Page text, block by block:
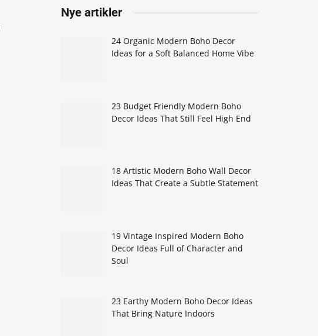
Nye artikler
24 Organic Modern Boho Decor
Ideas for a Soft Balanced Home Vibe
23 Budget Friendly Modern Boho
Decor Ideas That Still Feel High End
18 Artistic Modern Boho Wall Decor
Ideas That Create a Subtle Statement
19 Vintage Inspired Modern Boho
Decor Ideas Full of Character and
Soul
23 Earthy Modern Boho Decor Ideas
That Bring Nature Indoors